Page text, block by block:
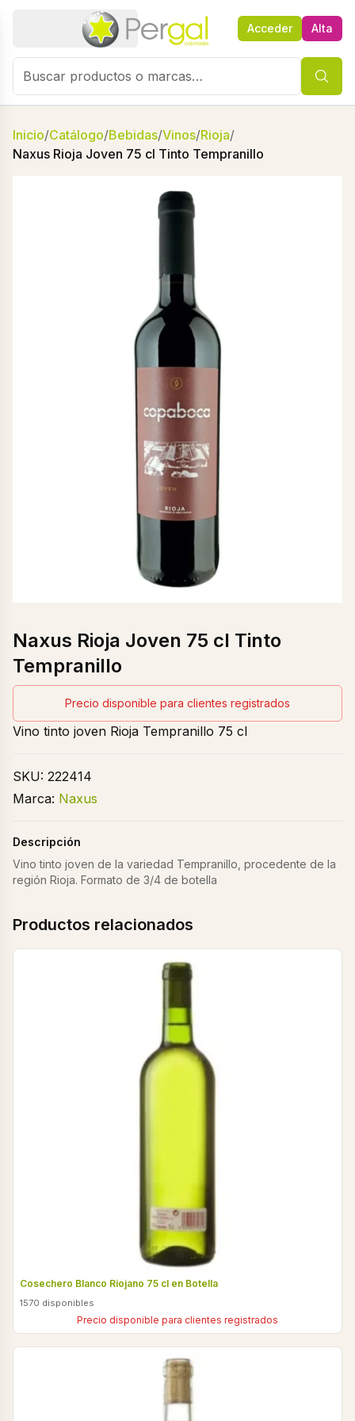
Acceder Alta
Inicio/Catálogo/Bebidas/Vinos/Rioja/
Naxus Rioja Joven 75 cl Tinto Tempranillo
Naxus Rioja Joven 75 cl Tinto
Tempranillo
Precio disponible para clientes registrados
Vino tinto joven Rioja Tempranillo 75 cl
SKU: 222414
Marca: Naxus
Descripción
Vino tinto joven de la variedad Tempranillo, procedente de la
región Rioja. Formato de 3/4 de botella
Productos relacionados
Cosechero Blanco Riojano 75 cl en Botella
1570 disponibles
Precio disponible para clientes registrados